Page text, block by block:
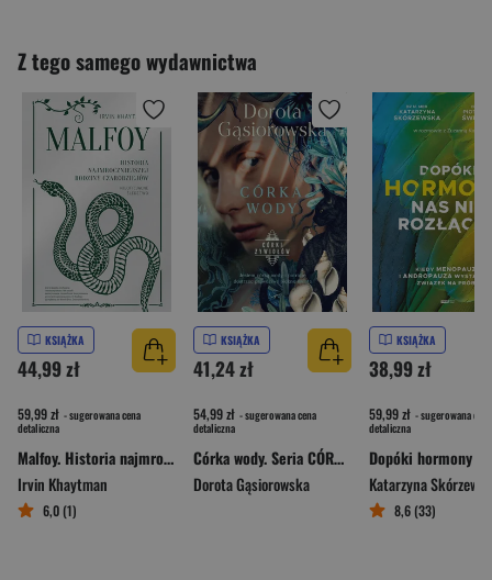
Z tego samego wydawnictwa
KSIĄŻKA
44,99 zł
59,99 zł - sugerowana cena
detaliczna
Malfoy. Historia najmroczniejszej rodziny czarodziejów
Irvin Khaytman
6,0 (1)
KSIĄŻKA
41,24 zł
54,99 zł - sugerowana cena
detaliczna
Córka wody. Seria CÓRKI ŻYWIOŁÓW
Dorota Gąsiorowska
KSIĄŻKA
38,99 zł
59,99 zł - sugerowana cena
detaliczna
Katarzyna
8,6 (33)